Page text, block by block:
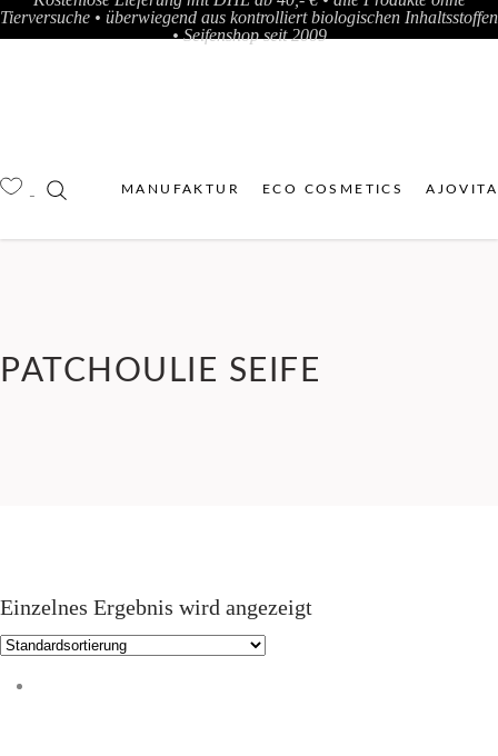
Tierversuche • überwiegend aus kontrolliert biologischen Inhaltsstoffen
• Seifenshop seit 2009
MANUFAKTUR ECO COSMETICS
PATCHOULIE SEIFE
Einzelnes Ergebnis wird angezeigt